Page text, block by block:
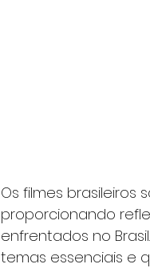
Os filmes
proporcionando
enfrentados no
temas essenciais e